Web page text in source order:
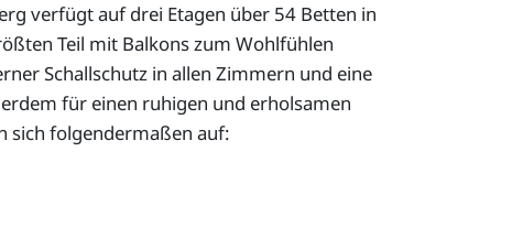
verfügt auf drei Etagen über 54 Betten in
Teil mit Balkons zum Wohlfühlen
Schallschutz in allen Zimmern und eine
für einen ruhigen und erholsamen
sich folgendermaßen auf: